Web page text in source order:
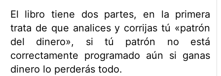
El libro tiene dos partes, en la primera
trata de que analices y corrijas tú «patrón
del dinero», si tú patrón no está
correctamente programado aún si ganas
dinero lo perderás todo.